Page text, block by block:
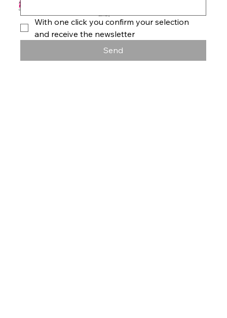
Am Rohrgraben 4a
79249 Merzhausen/Freiburg
Germany
Germany
With one click you confirm your selection
and receive the newsletter
Send